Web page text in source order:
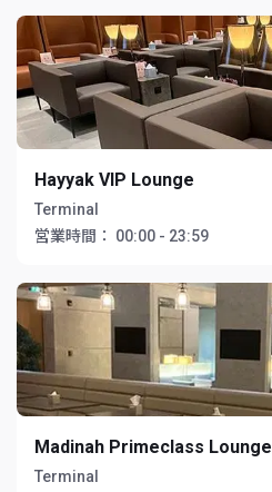
Hayyak VIP Lounge
Terminal
営業時間：
00:00 - 23:59
Madinah Primeclass Lounge
Terminal